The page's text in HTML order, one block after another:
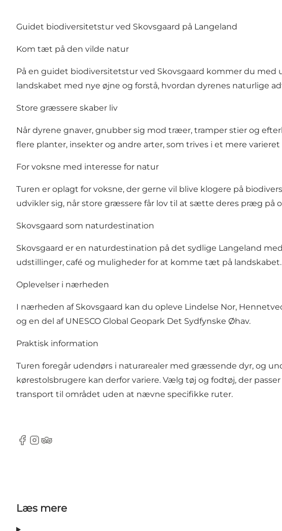
Guidet biodiversitetstur ved Skovsgaard på Langeland
Kom tæt på den vilde natur
På en guidet biodiversitetstur ved Skovsgaard kommer du
landskabet med nye øjne og forstå, hvordan dyrenes naturlige
Store græssere skaber liv
Når dyrene gnaver, gnubber sig mod træer, tramper stier og
flere planter, insekter og andre arter, som trives i et mere varieret
For voksne med interesse for natur
Turen er oplagt for voksne, der gerne vil blive klogere på
udvikler sig, når store græssere får lov til at sætte deres præg på
Skovsgaard som naturdestination
Skovsgaard er en naturdestination på det sydlige Langeland
udstillinger, café og muligheder for at komme tæt på
Oplevelser i nærheden
I nærheden af Skovsgaard kan du opleve Lindelse Nor,
og en del af UNESCO Global Geopark Det Sydfynske Øhav.
Praktisk information
Turen foregår udendørs i naturarealer med græssende dyr, og
kørestolsbrugere kan derfor variere. Vælg tøj og fodtøj, der
transport til området uden at nævne specifikke ruter.
Facebook
Instagram
Tripadvisor
Læs mere